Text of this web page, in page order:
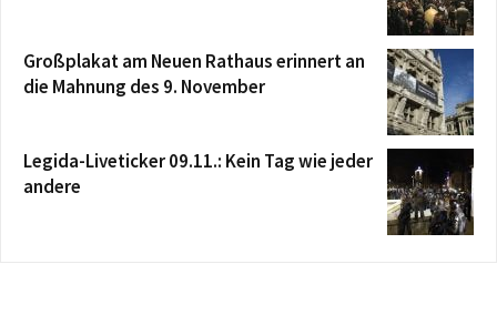
Großplakat am Neuen Rathaus erinnert an
die Mahnung des 9. November
Legida-Liveticker 09.11.: Kein Tag wie jeder
andere